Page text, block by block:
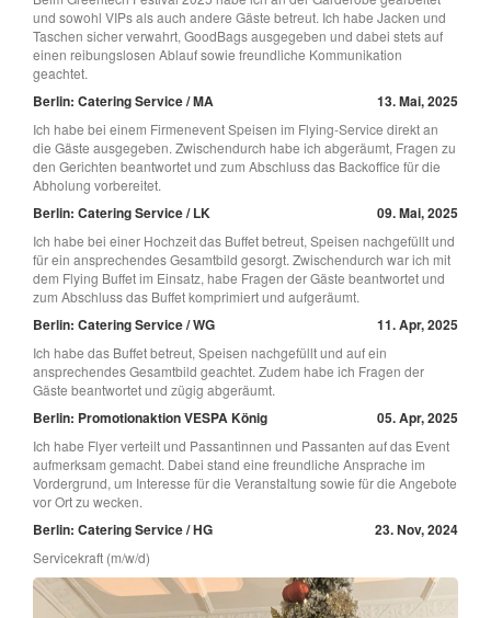
und sowohl VIPs als auch andere Gäste betreut. Ich habe Jacken und
Taschen sicher verwahrt, GoodBags ausgegeben und dabei stets auf
einen reibungslosen Ablauf sowie freundliche Kommunikation
geachtet.
Berlin: Catering Service / MA 13. Mai, 2025
Ich habe bei einem Firmenevent Speisen im Flying-Service direkt an
die Gäste ausgegeben. Zwischendurch habe ich abgeräumt, Fragen zu
den Gerichten beantwortet und zum Abschluss das Backoffice für die
Abholung vorbereitet.
Berlin: Catering Service / LK 09. Mai, 2025
Ich habe bei einer Hochzeit das Buffet betreut, Speisen nachgefüllt und
für ein ansprechendes Gesamtbild gesorgt. Zwischendurch war ich mit
dem Flying Buffet im Einsatz, habe Fragen der Gäste beantwortet und
zum Abschluss das Buffet komprimiert und aufgeräumt.
Berlin: Catering Service / WG 11. Apr, 2025
Ich habe das Buffet betreut, Speisen nachgefüllt und auf ein
ansprechendes Gesamtbild geachtet. Zudem habe ich Fragen der
Gäste beantwortet und zügig abgeräumt.
Berlin: Promotionaktion VESPA König 05. Apr, 2025
Ich habe Flyer verteilt und Passantinnen und Passanten auf das Event
aufmerksam gemacht. Dabei stand eine freundliche Ansprache im
Vordergrund, um Interesse für die Veranstaltung sowie für die Angebote
vor Ort zu wecken.
Berlin: Catering Service / HG 23. Nov, 2024
Servicekraft (m/w/d)